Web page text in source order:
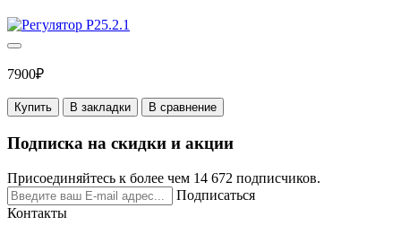
7900₽
Купить В закладки В сравнение
Подписка на скидки и акции
Присоединяйтесь к более чем 14 672 подписчиков.
Подписаться
Контакты